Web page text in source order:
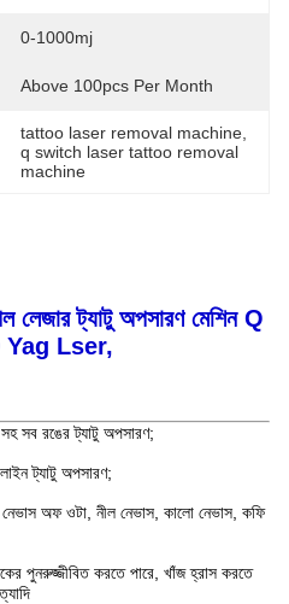
0-1000mj
Above 100pcs Per Month
tattoo laser removal machine
q switch laser tattoo removal
machine
লেজার ট্যাটু অপসারণ মেশিন Q
Yag Lser,
সব রঙের ট্যাটু অপসারণ;
ট্যাটু অপসারণ;
অফ ওটা, নীল নেভাস, কালো নেভাস, কফি
পুনরুজ্জীবিত করতে পারে, খাঁজ হ্রাস করতে